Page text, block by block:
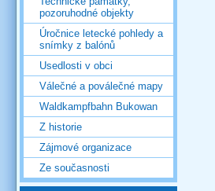
pozoruhodné objekty
Úročnice letecké pohledy a
snímky z balónů
Usedlosti v obci
Válečné a poválečné mapy
Waldkampfbahn Bukowan
Z historie
Zájmové organizace
Ze současnosti